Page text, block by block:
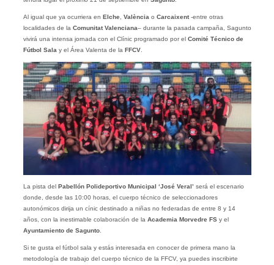
Al igual que ya ocurriera en Elche, València o Carcaixent-entre otras
localidades de la Comunitat Valenciana– durante la pasada campaña, Sagunto
vivirá una intensa jornada con el Clínic programado por el Comité Técnico de
Fútbol Sala y el Área Valenta de la FFCV.
La pista del Pabellón Polideportivo Municipal ‘José Veral’ será el escenario
donde, desde las 10:00 horas, el cuerpo técnico de seleccionadores
autonómicos dirija un cínic destinado a niñas no federadas de entre 8 y 14
años, con la inestimable colaboración de la Academia Morvedre FSy el
Ayuntamiento de Sagunto.
Si te gusta el fútbol sala y estás interesada en conocer de primera mano la
metodología de trabajo del cuerpo técnico de la FFCV, ya puedes inscribirte